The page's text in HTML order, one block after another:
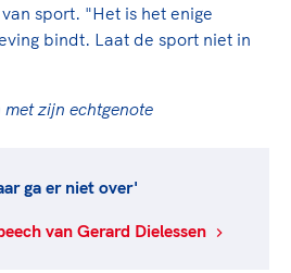
sport. "Het is het enige
bindt. Laat de sport niet in
zijn echtgenote
ga er niet over'
van Gerard Dielessen